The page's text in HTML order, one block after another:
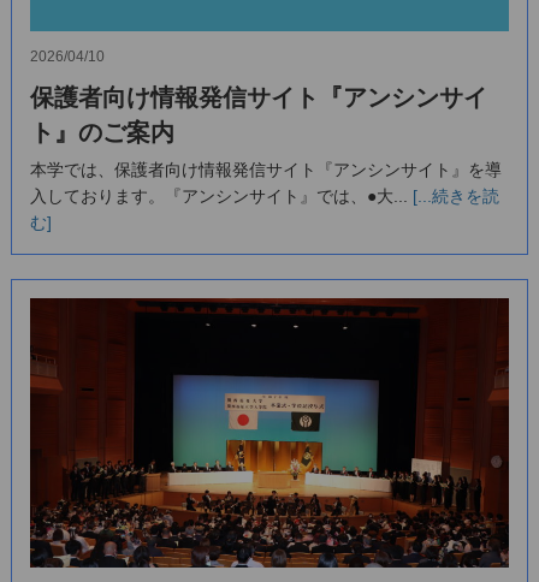
2026/04/10
保護者向け情報発信サイト『アンシンサイ
ト』のご案内
本学では、保護者向け情報発信サイト『アンシンサイト』を導
⼊しております。『アンシンサイト』では、●大... [...続きを読
む]